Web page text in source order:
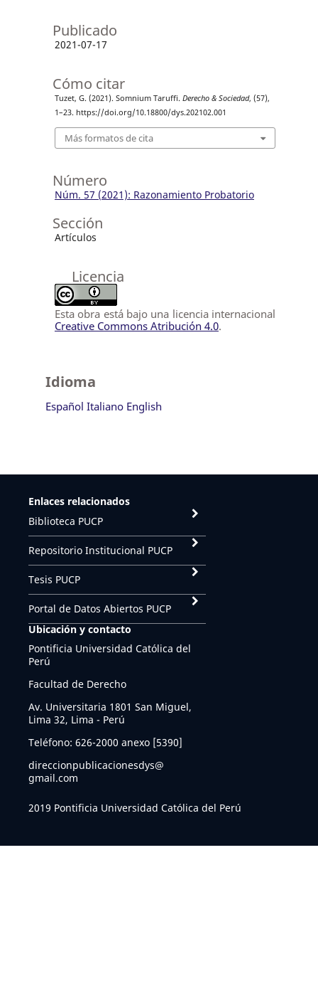
Publicado
2021-07-17
Cómo citar
Tuzet, G. (2021). Somnium Taruffi. Derecho & Sociedad, (57),
1–23. https://doi.org/10.18800/dys.202102.001
Más formatos de cita
Número
Núm. 57 (2021): Razonamiento Probatorio
Sección
Artículos
Licencia
Esta obra está bajo una licencia internacional
Creative Commons Atribución 4.0.
Idioma
Español Italiano English
Enlaces relacionados
Biblioteca PUCP
Repositorio Institucional PUCP
Tesis PUCP
Portal de Datos Abiertos PUCP
Ubicación y contacto
Pontificia Universidad Católica del
Perú
Facultad de Derecho
Av. Universitaria 1801 San Miguel,
Lima 32, Lima - Perú
Teléfono: 626-2000 anexo [5390]
direccionpublicacionesdys@
gmail.com
2019 Pontificia Universidad Católica del Perú